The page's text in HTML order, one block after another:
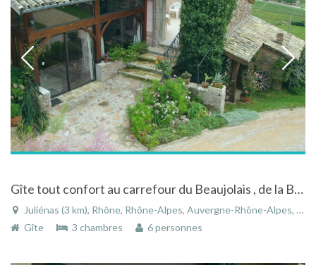
Gîte tout confort au carrefour du Beaujolais , de la Bourgogne et de la Bresse
Juliénas (3 km), Rhône, Rhône-Alpes, Auvergne-Rhône-Alpes, France
Gîte
3 chambres 6 personnes